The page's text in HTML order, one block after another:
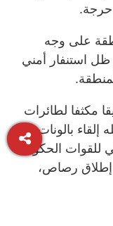
حرجة.
على وجه
ظل استنفار أمني
مكثفا لطائرات
بالونات
للقوات الحكومية
إطلاق رصاص،